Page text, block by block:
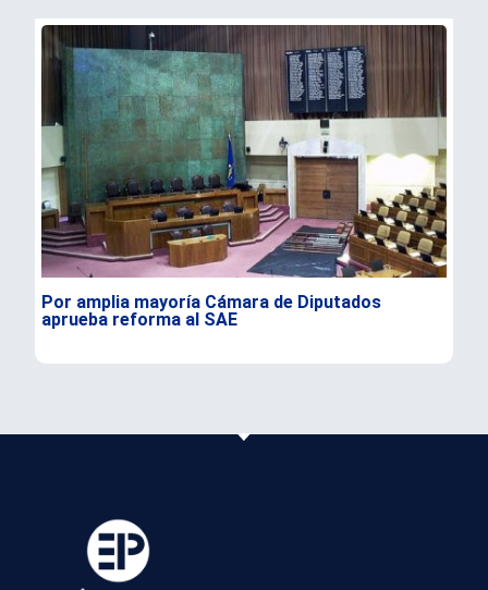
Por amplia mayoría Cámara de Diputados
aprueba reforma al SAE